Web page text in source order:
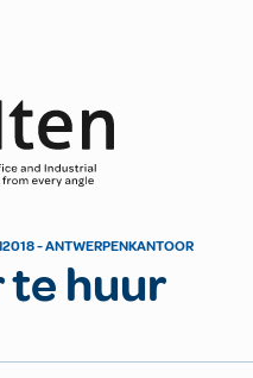
2018 - ANTWERPENKANTOOR
te huur